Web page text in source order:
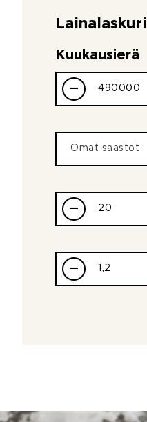
Lainalaskuri
Kuukausierä
–
–
–